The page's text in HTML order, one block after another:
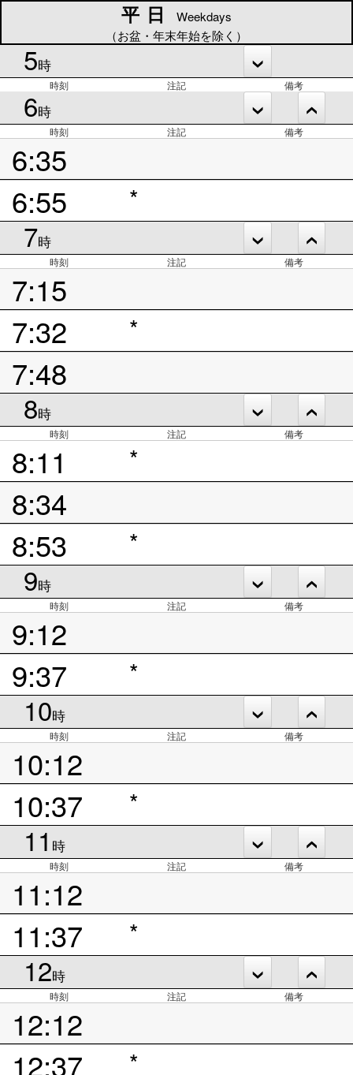
平日
Weekdays
（お盆・年末年始を除く）
5時
時刻 注記 備考
6時
時刻 注記 備考
6:35
6:55
*
7時
時刻 注記 備考
7:15
7:32
*
7:48
8時
時刻 注記 備考
8:11 *
8:34
8:53
*
9時
時刻 注記 備考
9:12
9:37
*
10時
時刻 注記 備考
10:12
10:37
*
11 時
時刻 注記 備考
11:12
11:37
*
12時
時刻 注記 備考
12:12
12:37
*